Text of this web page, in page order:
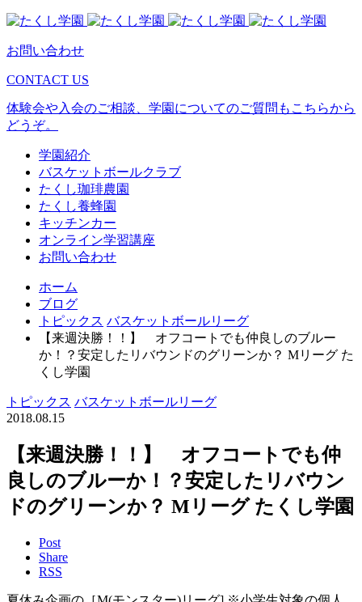
お問い合わせ
CONTACT US
体験会や入会のご相談、学園についてのご質問もこちらから
どうぞ。
学園紹介
バスケットボールクラブ
たくし珈琲農園
たくし養蜂園
キッチンカー
オンライン学習講座
お問い合わせ
ホーム
ブログ
トピックス バスケットボールリーグ
【来週決勝！！】 オフコートでも仲良しのブルー
か！？安定したリバウンドのグリーンか？ Mリーグ た
くし学園
トピックス バスケットボールリーグ
2018.08.15
【来週決勝！！】 オフコートでも仲
良しのブルーか！？安定したリバウン
ドのグリーンか？ Mリーグ たくし学園
Post
Share
RSS